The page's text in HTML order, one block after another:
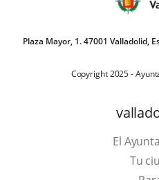
Plaza Mayor, 1. 47001 Valladolid,
Copyright 2025 -
El
Tu